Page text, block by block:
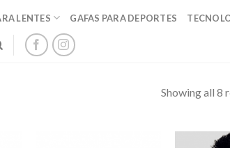
LENTES GAFAS PARA DEPORTES
Showing all 8